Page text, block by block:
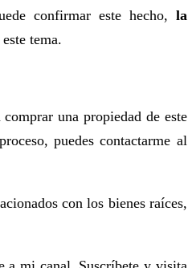
confirmar este hecho, la
tema.
una propiedad de este
puedes contactarme al
con los bienes raíces,